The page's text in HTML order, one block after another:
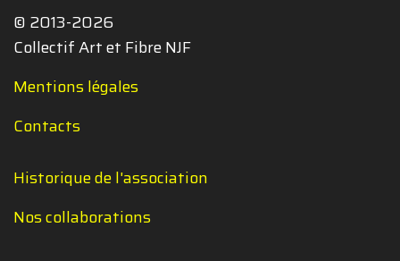
© 2013-2026
Collectif Art et Fibre NJF
Mentions légales
Contacts
Historique de l'association
Nos collaborations